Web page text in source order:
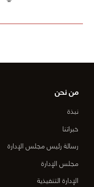
من نحن
نبذة
خبراتنا
رسالة رئيس مجلس الإدارة
مجلس الإدارة
الإدارة التنفيذية